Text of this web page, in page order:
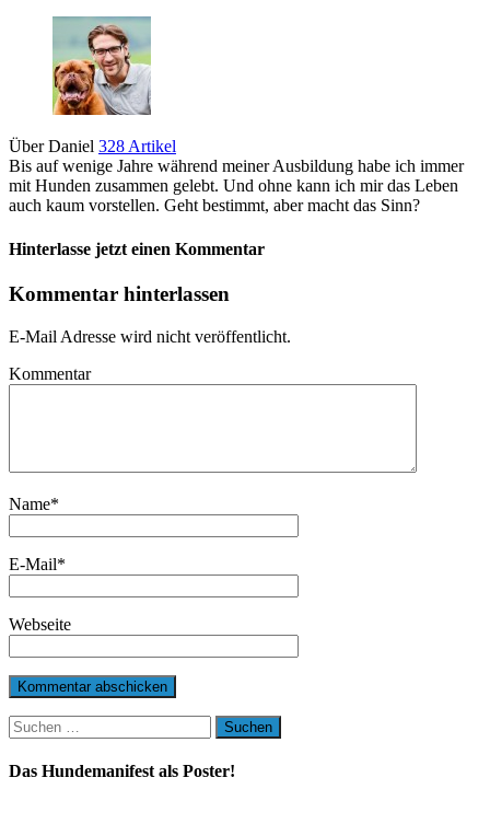
Über Daniel 328 Artikel
Bis auf wenige Jahre während meiner Ausbildung habe ich immer
mit Hunden zusammen gelebt. Und ohne kann ich mir das Leben
auch kaum vorstellen. Geht bestimmt, aber macht das Sinn?
Hinterlasse jetzt einen Kommentar
Kommentar hinterlassen
E-Mail Adresse wird nicht veröffentlicht.
Kommentar
Name*
E-Mail*
Webseite
Suchen
nach:
Das Hundemanifest als Poster!